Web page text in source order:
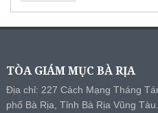
TÒA GIÁM MỤC BÀ RỊA
Địa chỉ: 227 Cách Mạng Tháng
phố Bà Rịa, Tỉnh Bà Rịa Vũng Tàu.